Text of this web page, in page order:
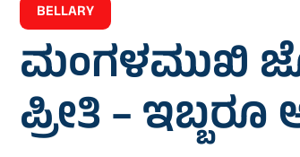
BELLARY
ಮಂಗಳಮುಖಿ
ಪ್ರೀತಿ –